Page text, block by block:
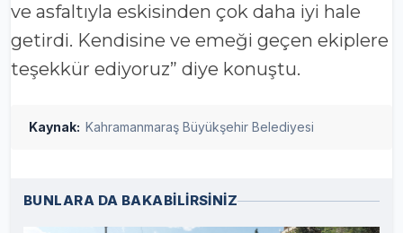
ve asfaltıyla eskisinden çok daha iyi hale
getirdi. Kendisine ve emeği geçen ekiplere
teşekkür ediyoruz” diye konuştu.
Kaynak: Kahramanmaraş Büyükşehir Belediyesi
BUNLARA DA BAKABİLİRSİNİZ